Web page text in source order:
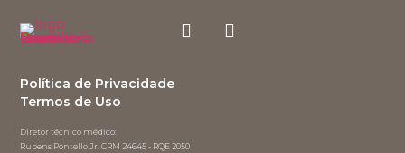
Política de Privacidade
Termos de Uso
Diretor técnico médico:
Rubens Pontello Jr. CRM 24645 - RQE 2050